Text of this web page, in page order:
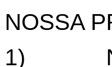
NOSSA
1) Nós